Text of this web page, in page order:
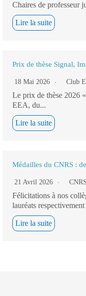
Chaires de professeur
Lire la suite
Prix de thèse Signal,
18 Mai 2026 Club
Le prix de thèse 2026
EEA, du...
Lire la suite
Médailles du CNRS :
21 Avril 2026 CNRS
Félicitations à nos
lauréats
Lire la suite